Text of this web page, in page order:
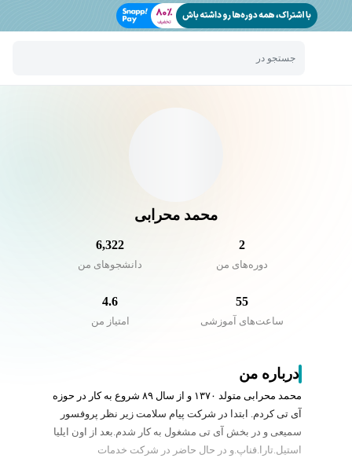
جستجو در
محمد محرابی
2
دوره‌های من
6,322
دانشجو‌های من
55
ساعت‌های آموزشی
4.6
امتیاز من
درباره من
محمد محرابی متولد ۱۳۷۰ و از سال ۸۹ شروع به کار در حوزه
آی تی کردم. ابتدا در شرکت پیام سلامت زیر نظر پروفسور
سمیعی و در بخش آی تی مشغول به کار شدم.بعد از اون ایلیا
استیل.تارا.فناپ.و در حال حاضر در شرکت خدمات